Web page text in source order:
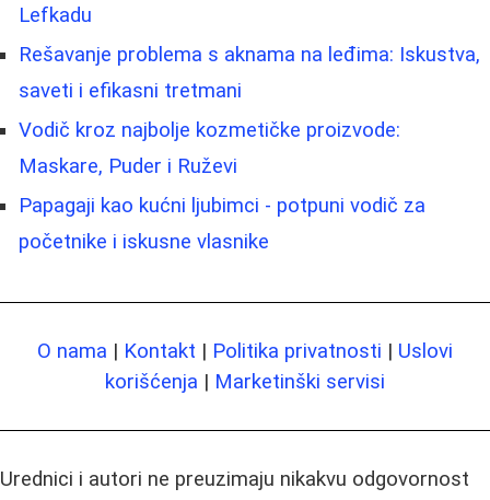
Lefkadu
Rešavanje problema s aknama na leđima: Iskustva,
saveti i efikasni tretmani
Vodič kroz najbolje kozmetičke proizvode:
Maskare, Puder i Ruževi
Papagaji kao kućni ljubimci - potpuni vodič za
početnike i iskusne vlasnike
O nama | Kontakt | Politika privatnosti | Uslovi
korišćenja | Marketinški servisi
Urednici i autori ne preuzimaju nikakvu odgovornost